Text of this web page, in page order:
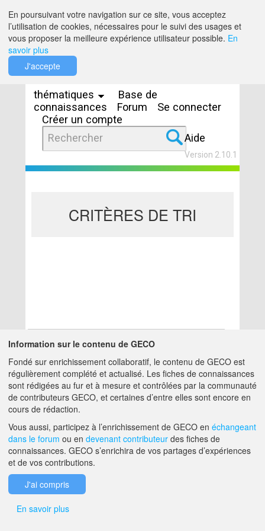
thématiques
Base de
connaissances
Forum
Se connecter
Créer un compte
Aide
Version 2.10.1
CRITÈRES DE TRI
Aucun résultat
A PROPOS DE GECO AIDE
F.A.Q. NOUS CONTACTER
En poursuivant votre navigation sur ce site, vous acceptez
l’utilisation de cookies, nécessaires pour le suivi des usages et
vous proposer la meilleure expérience utilisateur possible. En
savoir plus
J'accepte
Information sur le contenu de GECO
Fondé sur enrichissement collaboratif, le contenu de GECO est
régulièrement complété et actualisé. Les fiches de connaissances
sont rédigées au fur et à mesure et contrôlées par la communauté
de contributeurs GECO, et certaines d’entre elles sont encore en
cours de rédaction.
Vous aussi, participez à l’enrichissement de GECO en échangeant
dans le forum ou en devenant contributeur des fiches de
connaissances. GECO s’enrichira de vos partages d’expériences
et de vos contributions.
J'ai compris
En savoir plus